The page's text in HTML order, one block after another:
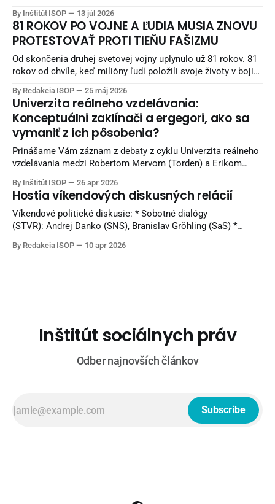
nadväzuje na debatu zo staršieho obdobia a pokračuje
potom aj unikátnymi pohľadmi Jana Buzeka - čo sa snažiť
robiť, aby sme žili lepšie. Diskusia sa nahrávala v Reštaurácii
Kozlovňa v Košiciach.
By Inštitút ISOP 13 júl 2026
81 ROKOV PO VOJNE A ĽUDIA MUSIA ZNOVU
PROTESTOVAŤ PROTI TIEŇU FAŠIZMU
Od skončenia druhej svetovej vojny uplynulo už 81 rokov. 81
rokov od chvíle, keď milióny ľudí položili svoje životy v boji
Naši starí otcovia bojovali v horách, partizáni umierali za
slobodu, mestá boli vypaľované a celé rodiny ničila vojna.
Európa bola zaplnená krvou
By Redakcia ISOP 25 máj 2026
Univerzita reálneho vzdelávania:
Konceptuálni zaklínači a ergegori, ako sa
vymaniť z ich pôsobenia?
Prinášame Vám záznam z debaty z cyklu Univerzita reálneho
vzdelávania medzi Robertom Mervom (Torden) a Erikom
Kozlovňa v Košiciach. Knihy z vydavateľstva Torden si viete
objednať na INLIBRI online kníhkupectve. Naši sledovatelia
môžu využiť 7 percentnú zľavu. Pri nákupe použite kupón:
ISOPYT-7
By Inštitút ISOP 26 apr 2026
Hostia víkendových diskusných relácií
Víkendové politické diskusie: * Sobotné dialógy
(STVR): Andrej Danko (SNS), Branislav Gröhling (SaS) *
(TA3): Rudolf Huliak (Strana vidieka), Tamara Stohlová (PS) *
By Redakcia ISOP 10 apr 2026
Inštitút sociálnych práv
Odber najnovších článkov
Subscribe